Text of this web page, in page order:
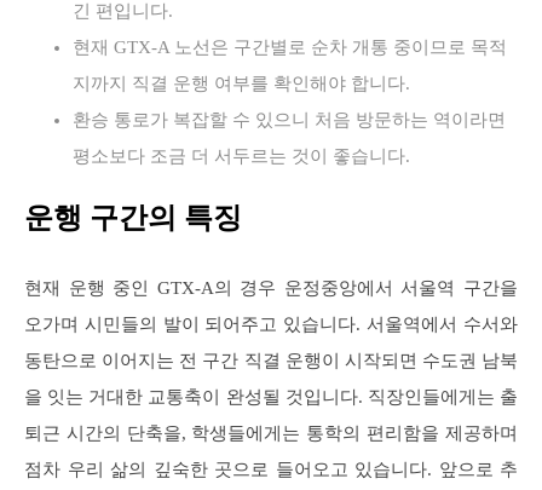
긴 편입니다.
현재 GTX-A 노선은 구간별로 순차 개통 중이므로 목적
지까지 직결 운행 여부를 확인해야 합니다.
환승 통로가 복잡할 수 있으니 처음 방문하는 역이라면
평소보다 조금 더 서두르는 것이 좋습니다.
운행 구간의 특징
현재 운행 중인 GTX-A의 경우 운정중앙에서 서울역 구간을
오가며 시민들의 발이 되어주고 있습니다. 서울역에서 수서와
동탄으로 이어지는 전 구간 직결 운행이 시작되면 수도권 남북
을 잇는 거대한 교통축이 완성될 것입니다. 직장인들에게는 출
퇴근 시간의 단축을, 학생들에게는 통학의 편리함을 제공하며
점차 우리 삶의 깊숙한 곳으로 들어오고 있습니다. 앞으로 추